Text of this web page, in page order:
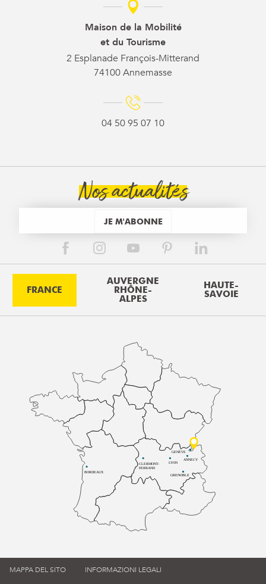
Maison de la Mobilité
et du Tourisme
2 Esplanade François-Mitterand
74100 Annemasse
04 50 95 07 10
Nos actualités
JE M'ABONNE
FRANCE
AUVERGNE
RHÔNE-
ALPES
HAUTE-
SAVOIE
BORDEAUX
CLERMONT-
FERRAND
LYON
ANNECY
GRENOBLE
GENÈVE
MAPPA DEL SITO INFORMAZIONI LEGALI